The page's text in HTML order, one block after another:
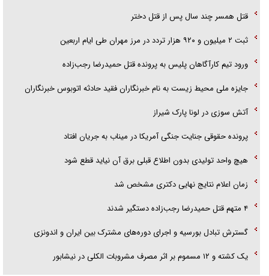
قتل همسر چند سال پس از قتل دختر
ثبت ۲ میلیون و ۹۲۰ هزار تردد در مرز مهران طی ایام اربعین
ورود تیم کارآگاهان پلیس به پرونده قتل حمیدرضا رجب‌زاده
جایزه ملی محیط زیست به نام خبرنگاران فقید حادثه اتوبوس خبرنگاران
آتش سوزی در لونا پارک شیراز
پرونده حقوقی جنایت جنگی آمریکا در میناب به جریان افتاد
هیچ واحد تولیدی بدون اطلاع قبلی برق آن نیاید قطع شود
زمان اعلام نتایج نهایی دکتری مشخص شد
۴ متهم قتل حمیدرضا رجب‌زاده دستگیر شدند
گسترش تبادل بورسیه و اجرای دوره‌های مشترک بین ایران و اندونزی
یک کشته و ۱۲ مسموم بر اثر مصرف مشروبات الکلی در نیشابور